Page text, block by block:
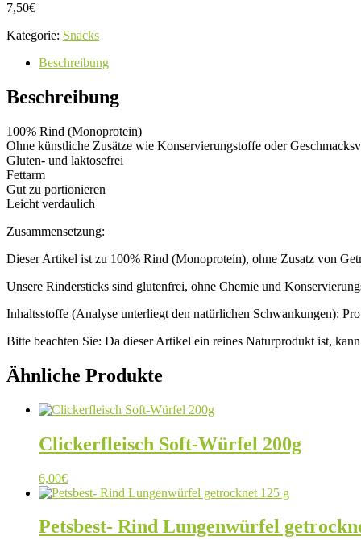
7,50€
Kategorie: Snacks
Beschreibung
Beschreibung
100% Rind (Monoprotein)
Ohne künstliche Zusätze wie Konservierungstoffe oder
Gluten- und laktosefrei
Fettarm
Gut zu portionieren
Leicht verdaulich
Zusammensetzung:
Dieser Artikel ist zu 100% Rind (Monoprotein), ohne Zusatz von
Unsere Rindersticks sind glutenfrei, ohne Chemie und
Inhaltsstoffe (Analyse unterliegt den natürlichen Schwankungen):
Bitte beachten Sie: Da dieser Artikel ein reines Naturprodukt ist,
Ähnliche Produkte
Clickerfleisch Soft-Würfel 200g
6,00€
Petsbest- Rind Lungenwürfel